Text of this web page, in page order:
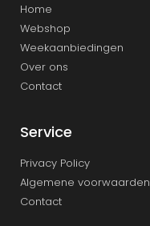
Home
Webshop
Weekaanbiedingen
Over ons
Contact
Service
Privacy Policy
Algemene voorwaarden
Contact